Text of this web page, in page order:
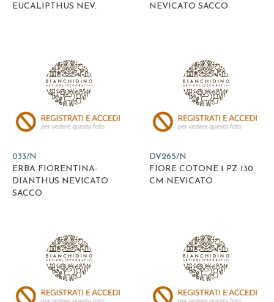
EUCALIPTHUS NEV.
NEVICATO SACCO
033/N
ERBA FIORENTINA-
DIANTHUS NEVICATO
SACCO
DV265/N
FIORE COTONE 1 PZ 130
CM NEVICATO